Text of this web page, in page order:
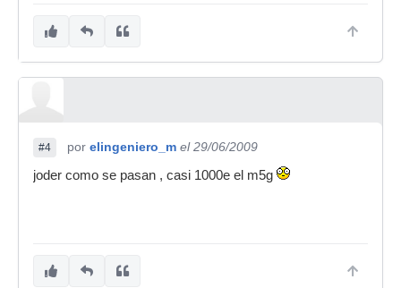
#4 por elingeniero_m el 29/06/2009
joder como se pasan , casi 1000e el m5g